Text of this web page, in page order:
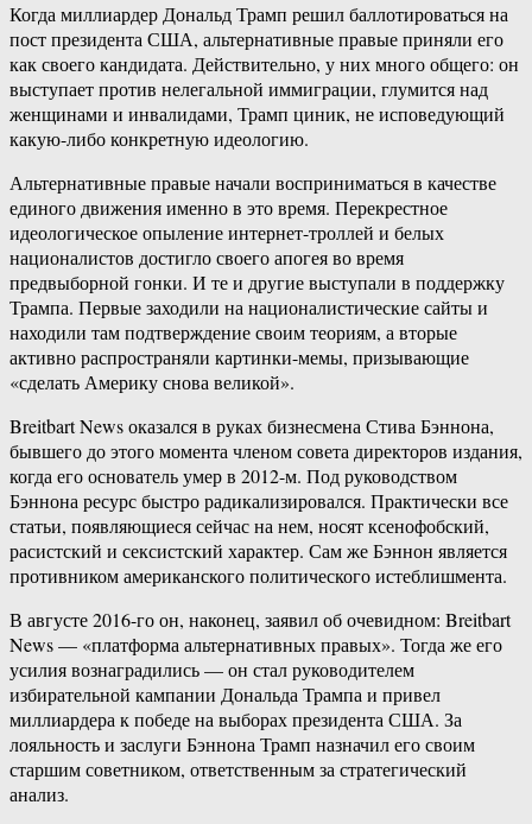
Когда миллиардер Дональд Трамп решил баллотироваться на
пост президента США, альтернативные правые приняли его
как своего кандидата. Действительно, у них много общего: он
выступает против нелегальной иммиграции, глумится над
женщинами и инвалидами, Трамп циник, не исповедующий
какую-либо конкретную идеологию.
Альтернативные правые начали восприниматься в качестве
единого движения именно в это время. Перекрестное
идеологическое опыление интернет-троллей и белых
националистов достигло своего апогея во время
предвыборной гонки. И те и другие выступали в поддержку
Трампа. Первые заходили на националистические сайты и
находили там подтверждение своим теориям, а вторые
активно распространяли картинки-мемы, призывающие
«сделать Америку снова великой».
Breitbart News оказался в руках бизнесмена Стива Бэннона,
бывшего до этого момента членом совета директоров издания,
когда его основатель умер в 2012-м. Под руководством
Бэннона ресурс быстро радикализировался. Практически все
статьи, появляющиеся сейчас на нем, носят ксенофобский,
расистский и сексистский характер. Сам же Бэннон является
противником американского политического истеблишмента.
В августе 2016-го он, наконец, заявил об очевидном: Breitbart
News — «платформа альтернативных правых». Тогда же его
усилия вознаградились — он стал руководителем
избирательной кампании Дональда Трампа и привел
миллиардера к победе на выборах президента США. За
лояльность и заслуги Бэннона Трамп назначил его своим
старшим советником, ответственным за стратегический
анализ.